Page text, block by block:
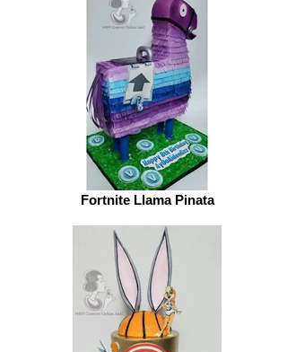
Fortnite Llama Pinata